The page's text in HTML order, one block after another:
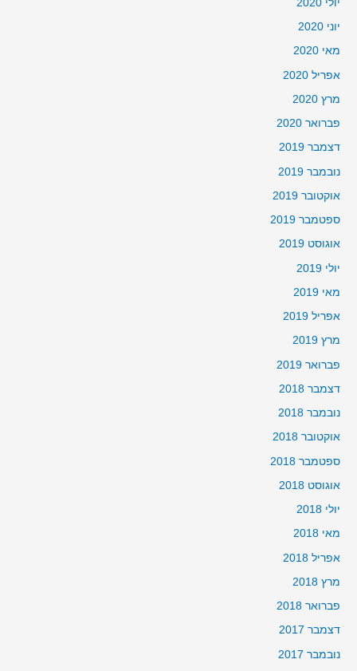
יולי 2020
יוני 2020
מאי 2020
אפריל 2020
מרץ 2020
פברואר 2020
דצמבר 2019
נובמבר 2019
אוקטובר 2019
ספטמבר 2019
אוגוסט 2019
יולי 2019
מאי 2019
אפריל 2019
מרץ 2019
פברואר 2019
דצמבר 2018
נובמבר 2018
אוקטובר 2018
ספטמבר 2018
אוגוסט 2018
יולי 2018
מאי 2018
אפריל 2018
מרץ 2018
פברואר 2018
דצמבר 2017
נובמבר 2017